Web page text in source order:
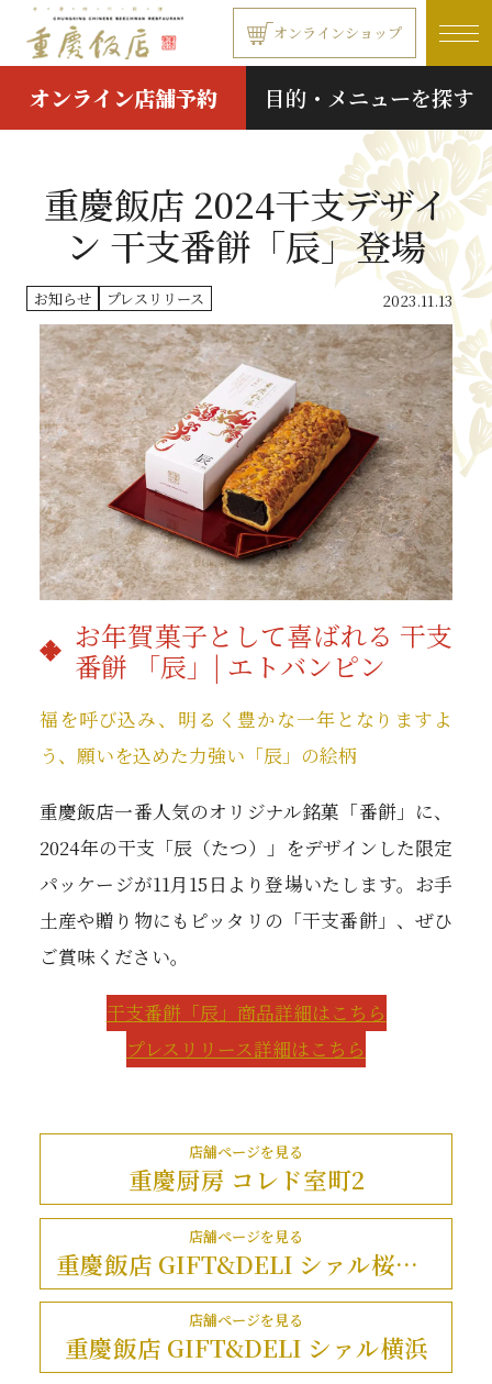
本文へ移動する オンラインショップ
オンライン店舗予約 目的・メニューを探す
重慶飯店 2024干支デザイ
ン 干支番餅「辰」登場
お知らせ プレスリリース 2023.11.13
お年賀菓子として喜ばれる 干支
番餅 「辰」| エトバンピン
福を呼び込み、明るく豊かな一年となりますよ
う、願いを込めた力強い「辰」の絵柄
重慶飯店一番人気のオリジナル銘菓「番餅」に、
2024年の干支「辰（たつ）」をデザインした限定
パッケージが11月15日より登場いたします。お手
土産や贈り物にもピッタリの「干支番餅」、ぜひ
ご賞味ください。
干支番餅「辰」商品詳細はこちら
プレスリリース詳細はこちら
店舗ページを見る
重慶厨房 コレド室町2
店舗ページを見る
重慶飯店 GIFT&DELI シァル桜木町店
店舗ページを見る
重慶飯店 GIFT&DELI シァル横浜